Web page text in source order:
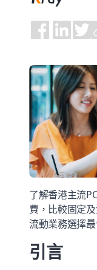
了解香港主流
費，比較固定
流動業務選擇
引言